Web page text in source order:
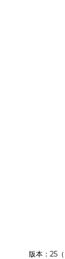
版本：25（